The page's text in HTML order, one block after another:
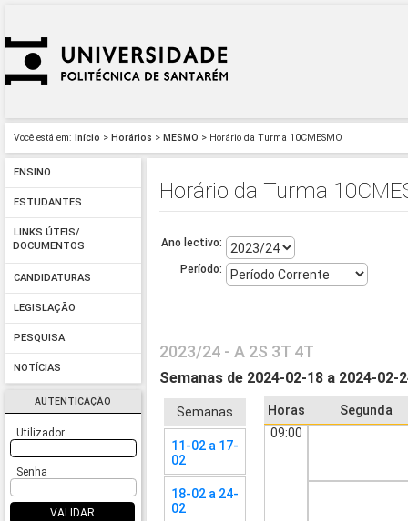
Você está em: Início > Horários > MESMO > Horário da Turma 10CMESMO
ENSINO
ESTUDANTES
LINKS ÚTEIS/
DOCUMENTOS
CANDIDATURAS
LEGISLAÇÃO
PESQUISA
NOTÍCIAS
AUTENTICAÇÃO
Utilizador
Senha
VALIDAR
Horário da Turma
Ano lectivo:
Período:
2023/24 - A 2S 3T 4T
Semanas de 2024-02-18 a 2024-02-
Semanas
11-02 a 17-
02
18-02 a 24-
02
Horas
Segunda
09:00